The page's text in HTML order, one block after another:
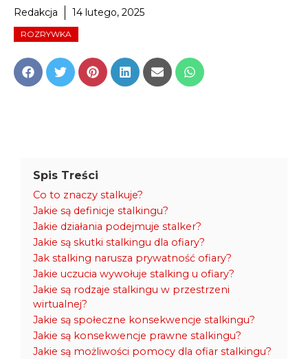
Redakcja 14 lutego, 2025
ROZRYWKA
Share
on
Share
on
Share
on
Share
on
Share
on
Share
on
Spis Treści
Co to znaczy stalkuje?
Jakie są definicje stalkingu?
Jakie działania podejmuje stalker?
Jakie są skutki stalkingu dla ofiary?
Jak stalking narusza prywatność ofiary?
Jakie uczucia wywołuje stalking u ofiary?
Jakie są rodzaje stalkingu w przestrzeni
wirtualnej?
Jakie są społeczne konsekwencje stalkingu?
Jakie są konsekwencje prawne stalkingu?
Jakie są możliwości pomocy dla ofiar stalkingu?